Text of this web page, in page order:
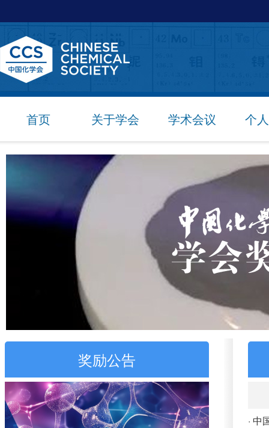
首页 关于学会 学术会议 个
奖励公告
· 中